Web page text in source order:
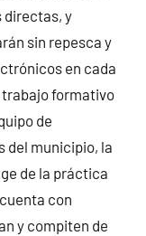
directas, y
sin repesca y
en cada
trabajo formativo
de
del municipio, la
de la práctica
con
y compiten de